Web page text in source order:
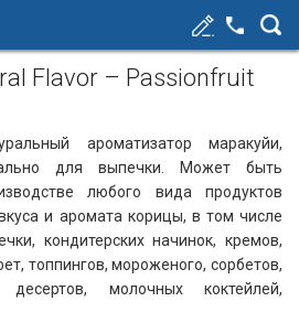
Flavor – Passionfruit
ароматизатор маракуйи,
для выпечки. Может быть
любого вида продуктов
и аромата корицы, в том числе
кондитерских начинок, кремов,
топпингов, мороженого, сорбетов,
десертов, молочных коктейлей,